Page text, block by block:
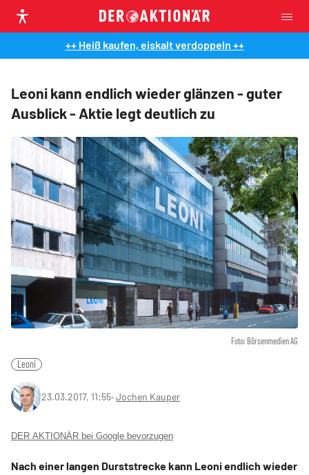
++ Heiß kaufen, eiskalt verdoppeln ++
Leoni kann endlich wieder glänzen - guter
Ausblick - Aktie legt deutlich zu
Foto: Börsenmedien AG
Leoni
23.03.2017, 11:55‧ Jochen Kauper
DER AKTIONÄR bei Google bevorzugen
Nach einer langen Durststrecke kann Leoni endlich wieder